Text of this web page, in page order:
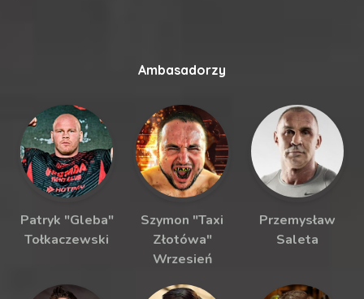
Ambasadorzy
Patryk "Gleba"
Tołkaczewski
Szymon "Taxi
Złotówa"
Wrzesień
Przemysław
Saleta